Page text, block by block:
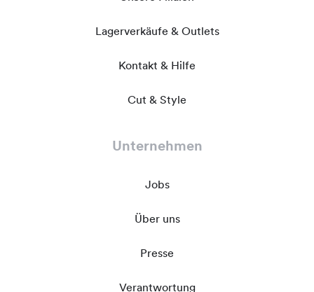
Lagerverkäufe & Outlets
Kontakt & Hilfe
Cut & Style
Unternehmen
Jobs
Über uns
Presse
Verantwortung